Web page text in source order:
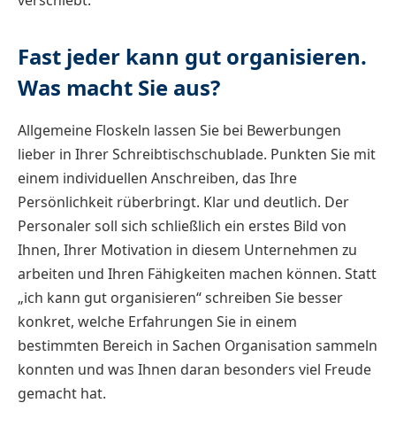
Fast jeder kann gut organisieren.
Was macht Sie aus?
Allgemeine Floskeln lassen Sie bei Bewerbungen
lieber in Ihrer Schreibtischschublade. Punkten Sie mit
einem individuellen Anschreiben, das Ihre
Persönlichkeit rüberbringt. Klar und deutlich. Der
Personaler soll sich schließlich ein erstes Bild von
Ihnen, Ihrer Motivation in diesem Unternehmen zu
arbeiten und Ihren Fähigkeiten machen können. Statt
„ich kann gut organisieren“ schreiben Sie besser
konkret, welche Erfahrungen Sie in einem
bestimmten Bereich in Sachen Organisation sammeln
konnten und was Ihnen daran besonders viel Freude
gemacht hat.